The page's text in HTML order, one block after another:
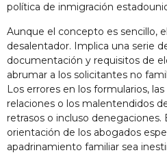
política de inmigración
Aunque el concepto es sencillo,
desalentador. Implica una serie
documentación y requisitos de
abrumar a los solicitantes no
Los errores en los formularios,
relaciones o los malentendidos
retrasos o incluso denegaciones.
orientación de los abogados
apadrinamiento familiar sea